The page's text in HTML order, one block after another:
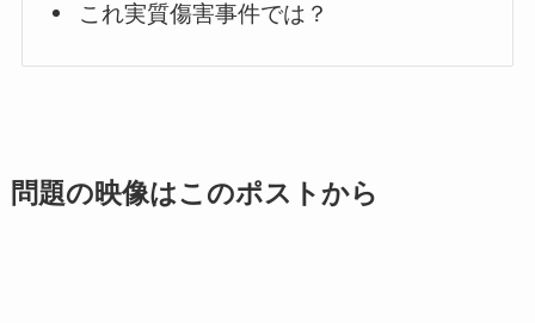
これ実質傷害事件では？
問題の映像はこのポストから